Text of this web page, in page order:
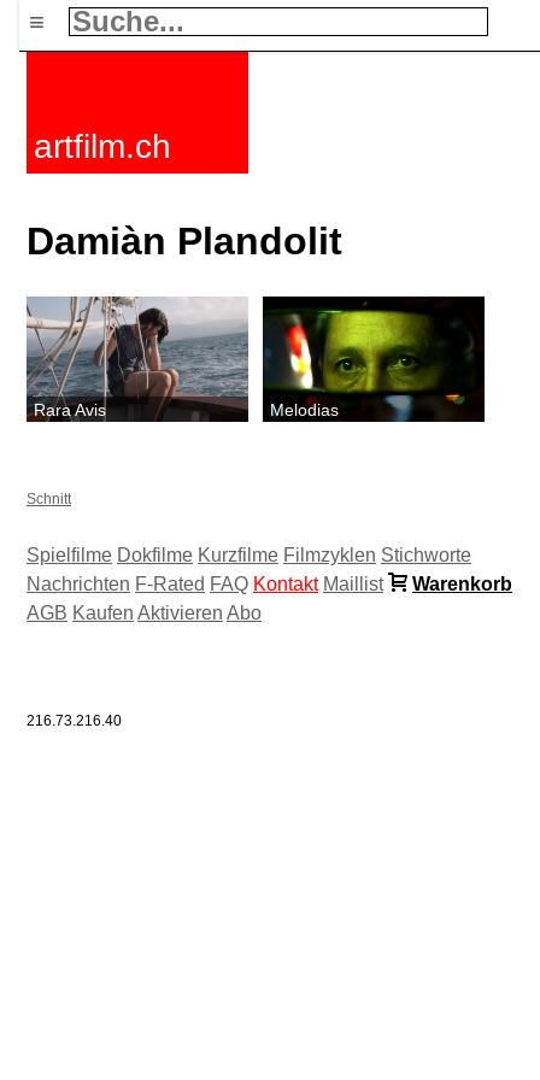
≡
artfilm.ch
Damiàn Plandolit
Rara Avis Melodias
Schnitt
Spielfilme Dokfilme Kurzfilme Filmzyklen Stichworte
Nachrichten F-Rated FAQ Kontakt Maillist
Warenkorb
AGB Kaufen Aktivieren Abo
216.73.216.40